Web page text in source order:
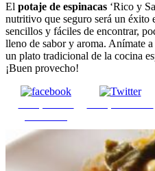
El potaje de espinacas ‘Rico y
nutritivo que seguro será un éxito
sencillos y fáciles de encontrar,
lleno de sabor y aroma. Anímate
un plato tradicional de la cocina
¡Buen provecho!